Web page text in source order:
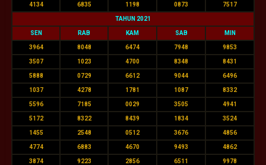
4134 6835 1198 0873 7517
TAHUN 2021
SEN RAB KAM SAB MIN
3964 8048 6474 7948 9853
3507 1023 4700 8348 8431
5888 0729 6612 9044 6496
1037 4278 1781 1087 8332
5596 7185 0029 3505 4941
5172 8322 8439 1834 3524
1455 2548 0512 3676 4856
4774 6883 4670 9493 4862
3874 9223 2856 6511 9978